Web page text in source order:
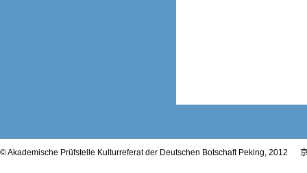
© Akademische Prüfstelle Kulturreferat der Deutschen Botschaft Peking, 2012